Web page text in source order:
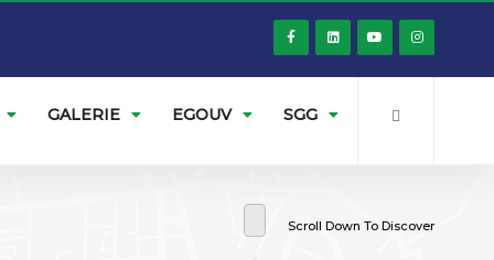
GALERIE EGOUV SGG
Scroll Down To Discover